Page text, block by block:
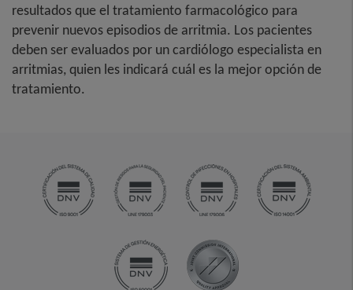
resultados que el tratamiento farmacológico para
prevenir nuevos episodios de arritmia. Los pacientes
deben ser evaluados por un cardiólogo especialista en
arritmias, quien les indicará cuál es la mejor opción de
tratamiento.